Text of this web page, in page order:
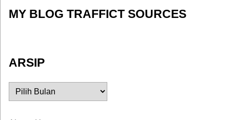
MY BLOG TRAFFICT SOURCES
ARSIP
ARSIP